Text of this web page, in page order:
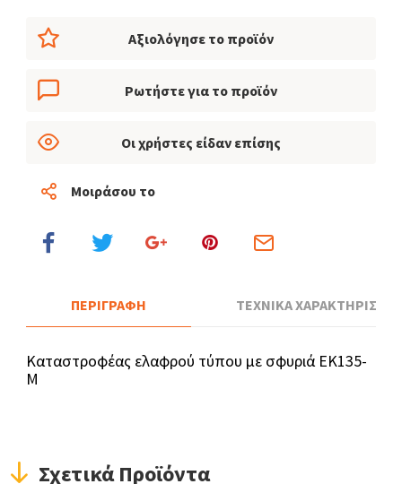
Αξιολόγησε το προϊόν
Ρωτήστε για το προϊόν
Οι χρήστες είδαν επίσης
Μοιράσου το
ΠΕΡΙΓΡΑΦΗ ΤΕΧΝΙΚΑ
Καταστροφέας ελαφρού τύπου με σφυριά EK135-
M
Σχετικά Προϊόντα